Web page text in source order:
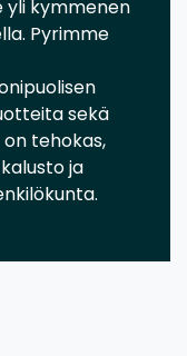
yli kymmenen
Pyrimme
sekä
tehokas,
ja